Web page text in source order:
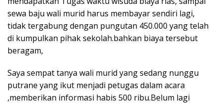
sewa baju wali murid harus membayar sendiri lagi,
tidak tergabung dengan pungutan 450.000 yang telah
di kumpulkan pihak sekolah.bahkan biaya tersebut
beragam,
Saya sempat tanya wali murid yang sedang nunggu
putrane yang ikut menjadi petugas dalam acara
,memberikan informasi habis 500 ribu.Belum lagi